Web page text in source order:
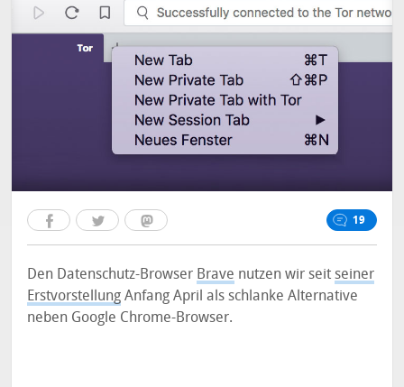
19
Den Datenschutz-Browser Brave nutzen wir seitseiner
Erstvorstellung Anfang April als schlanke Alternative
neben Google Chrome-Browser.